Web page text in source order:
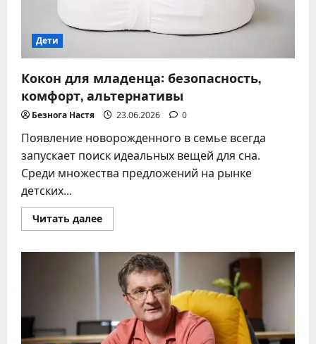
Дети
Кокон для младенца: безопасность,
комфорт, альтернативы
Безнога Настя 23.06.2026 0
Появление новорожденного в семье всегда
запускает поиск идеальных вещей для сна.
Среди множества предложений на рынке
детских...
Читать далееПрочитать
больше
младенца:
безопасность,
комфорт,
альтернативы